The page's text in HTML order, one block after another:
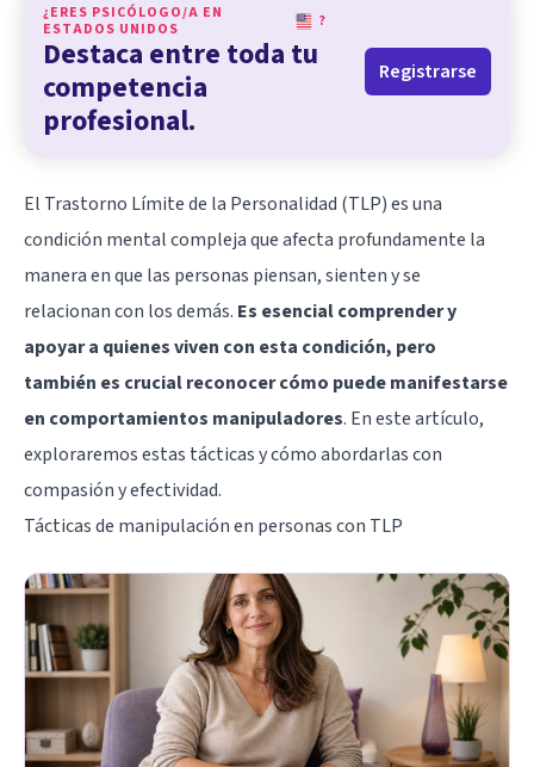
¿ERES PSICÓLOGO/A EN
ESTADOS UNIDOS
?
Destaca entre toda tu
competencia
profesional.
Registrarse
El Trastorno Límite de la Personalidad (TLP) es una
condición mental compleja que afecta profundamente la
manera en que las personas piensan, sienten y se
relacionan con los demás. Es esencial comprender y
apoyar a quienes viven con esta condición, pero
también es crucial reconocer cómo puede manifestarse
en comportamientos manipuladores. En este artículo,
exploraremos estas tácticas y cómo abordarlas con
compasión y efectividad.
Tácticas de manipulación en personas con TLP